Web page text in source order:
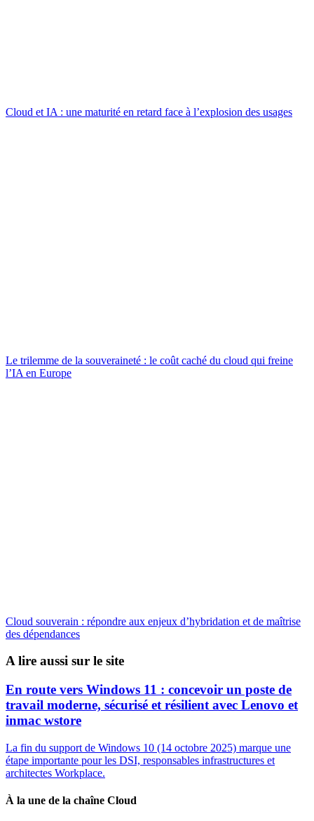
Cloud et IA : une maturité en retard face à l’explosion des usages
Le trilemme de la souveraineté : le coût caché du cloud qui freine
l’IA en Europe
Cloud souverain : répondre aux enjeux d’hybridation et de maîtrise
des dépendances
A lire aussi sur le site
En route vers Windows 11 : concevoir un poste de
travail moderne, sécurisé et résilient avec Lenovo et
inmac wstore
La fin du support de Windows 10 (14 octobre 2025) marque une
étape importante pour les DSI, responsables infrastructures et
architectes Workplace.
À la une de la chaîne Cloud